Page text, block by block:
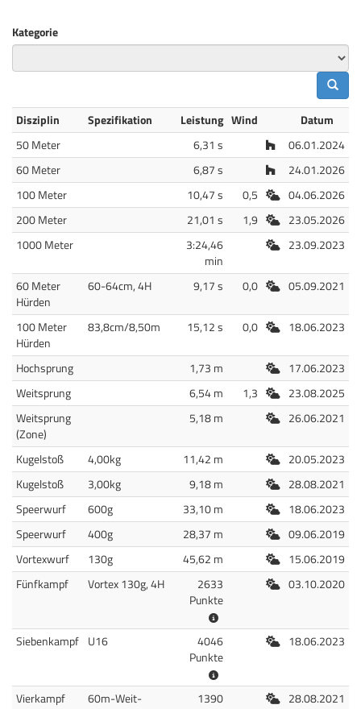
Kategorie
Disziplin Spezifikation Leistung Wind
Datum
50 Meter
6,31 s Halle06.01.2024
60 Meter
6,87 s Halle24.01.2026
100 Meter
10,47 s 0,5 Freiluft
04.06.2026
200 Meter
21,01 s 1,9 Freiluft
23.05.2026
1000 Meter
3:24,46
min
Freiluft
23.09.2023
60 Meter
Hürden
60-64cm, 4H 9,17 s 0,0 Freiluft
05.09.2021
100 Meter
Hürden
83,8cm/8,50m 15,12 s 0,0 Freiluft
18.06.2023
Hochsprung 1,73 m Freiluft
17.06.2023
Weitsprung
6,54 m 1,3 Freiluft
23.08.2025
Weitsprung
(Zone)
5,18 m Freiluft
26.06.2021
Kugelstoß 4,00kg 11,42 m Freiluft
20.05.2023
Kugelstoß
3,00kg 9,18 m Freiluft
28.08.2021
Speerwurf
600g 33,10 m Freiluft
18.06.2023
Speerwurf
400g 28,37 m Freiluft
09.06.2019
Vortexwurf
130g 45,62 m Freiluft
15.06.2019
Fünfkampf
Vortex 130g, 4H
2633
Punkte
Freiluft
03.10.2020
Siebenkampf U16
4046
Punkte
Freiluft
18.06.2023
Vierkampf
60m-Weit-
1390
Freiluft
28.08.2021